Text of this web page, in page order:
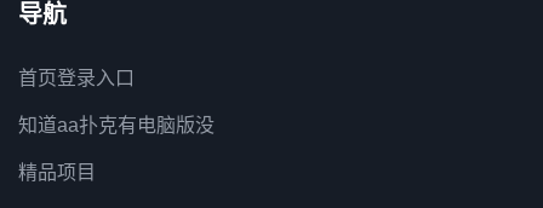
导航
首页登录入口
知道aa扑克有电脑版没
精品项目